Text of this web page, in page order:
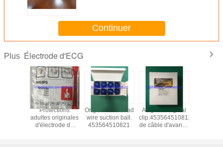
Continuer
Plus Électrode d'ECG
Protections
adultes originales
d'électrode du
Original ECG lead
wire suction ball.
453564510821
Alligator original
clip.453564510811
de câble d'avance